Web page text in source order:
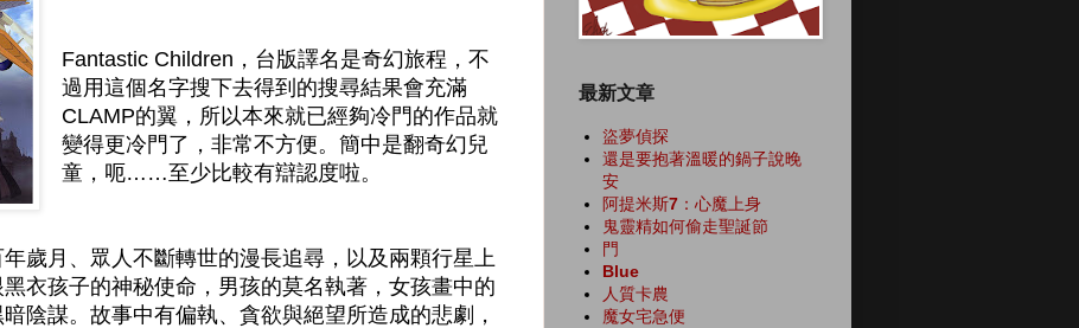
Fantastic Children，台版譯名是奇幻旅程，不
過用這個名字搜下去得到的搜尋結果會充滿
CLAMP的翼，所以本來就已經夠冷門的作品就
變得更冷門了，非常不方便。簡中是翻奇幻兒
童，呃……至少比較有辯認度啦。
歲月、眾人不斷轉世的漫長追尋，以及兩顆行星上
衣孩子的神秘使命，男孩的莫名執著，女孩畫中的
陰謀。故事中有偏執、貪欲與絕望所造成的悲劇，
最新文章
盜夢偵探
還是要抱著溫暖的鍋子說晚
安
阿提米斯7：心魔上身
鬼靈精如何偷走聖誕節
門
Blue
人質卡農
魔女宅急便